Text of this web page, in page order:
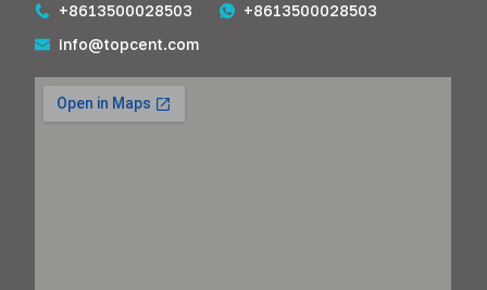
+8613500028503
+8613500028503
info@topcent.com